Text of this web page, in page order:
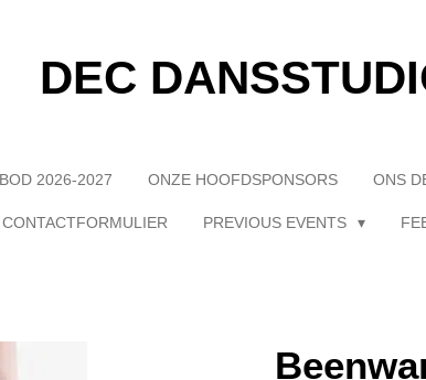
DEC
2026-2027 ONZE HOOFDSPONSORS ONS
CONTACTFORMULIER PREVIOUS EVENTS